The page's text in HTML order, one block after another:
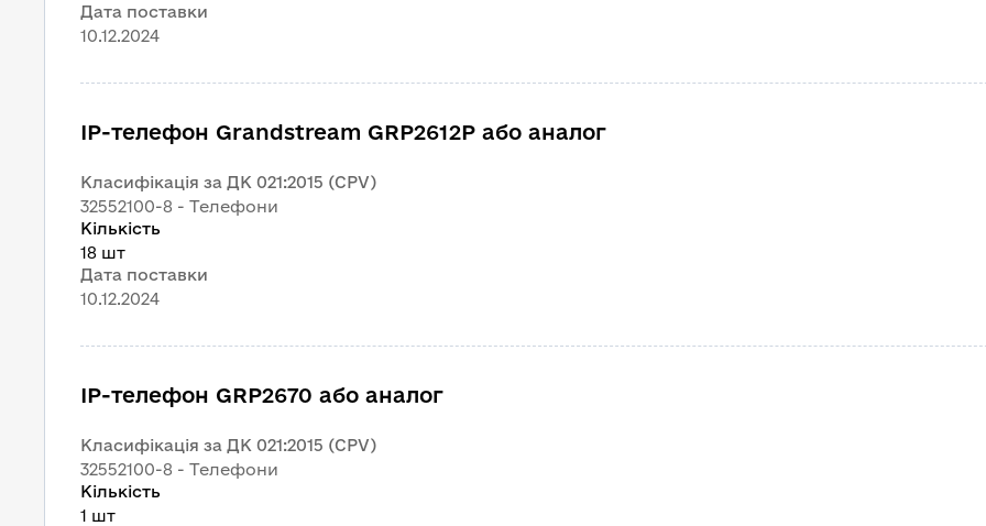
Дата поставки
10.12.2024
IP-телефон Grandstream GRP2612P або аналог
Класифікація за ДК 021:2015 (CPV)
32552100-8 - Телефони
Кількість
18 шт
Дата поставки
10.12.2024
IP-телефон GRP2670 або аналог
Класифікація за ДК 021:2015 (CPV)
32552100-8 - Телефони
Кількість
1 шт